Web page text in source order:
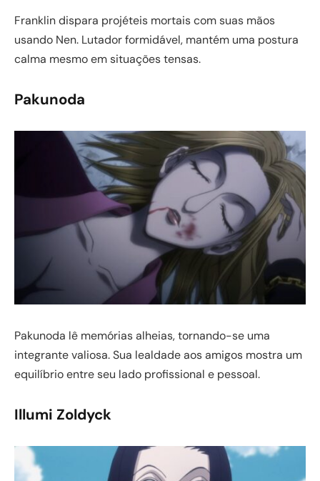
Franklin dispara projéteis mortais com suas mãos
usando Nen. Lutador formidável, mantém uma postura
calma mesmo em situações tensas.
Pakunoda
Pakunoda lê memórias alheias, tornando-se uma
integrante valiosa. Sua lealdade aos amigos mostra um
equilíbrio entre seu lado profissional e pessoal.
Illumi Zoldyck